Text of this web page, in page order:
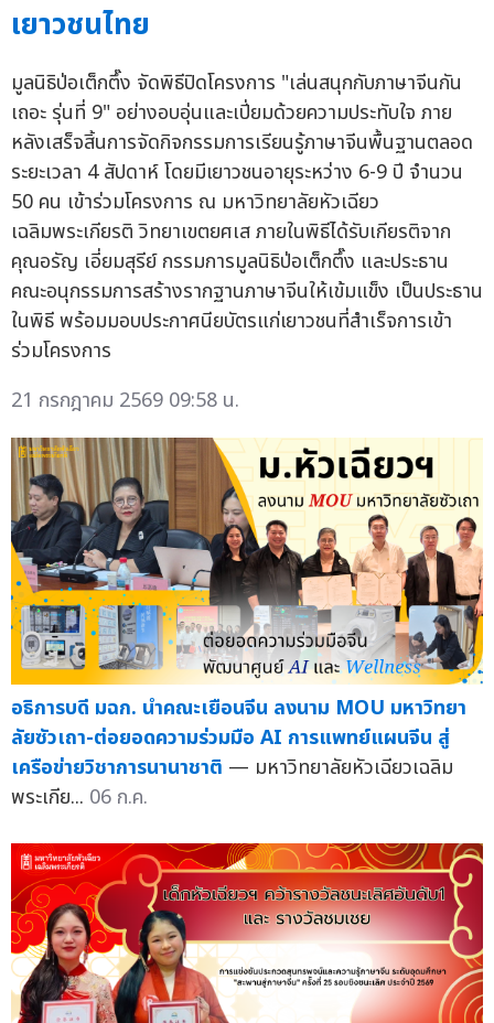
เยาวชนไทย
มูลนิธิป่อเต็กตึ๊ง จัดพิธีปิดโครงการ "เล่นสนุกกับภาษาจีนกัน
เถอะ รุ่นที่ 9" อย่างอบอุ่นและเปี่ยมด้วยความประทับใจ ภาย
หลังเสร็จสิ้นการจัดกิจกรรมการเรียนรู้ภาษาจีนพื้นฐานตลอด
ระยะเวลา 4 สัปดาห์ โดยมีเยาวชนอายุระหว่าง 6-9 ปี จำนวน
50 คน เข้าร่วมโครงการ ณ มหาวิทยาลัยหัวเฉียว
เฉลิมพระเกียรติ วิทยาเขตยศเส ภายในพิธีได้รับเกียรติจาก
คุณอรัญ เอี่ยมสุรีย์ กรรมการมูลนิธิป่อเต็กตึ๊ง และประธาน
คณะอนุกรรมการสร้างรากฐานภาษาจีนให้เข้มแข็ง เป็นประธาน
ในพิธี พร้อมมอบประกาศนียบัตรแก่เยาวชนที่สำเร็จการเข้า
ร่วมโครงการ
21 กรกฎาคม 2569 09:58 น.
อธิการบดี มฉก. นำคณะเยือนจีน ลงนาม MOU มหาวิทยา
ลัยซัวเถา-ต่อยอดความร่วมมือ AI การแพทย์แผนจีน สู่
เครือข่ายวิชาการนานาชาติ — มหาวิทยาลัยหัวเฉียวเฉลิม
พระเกีย... 06 ก.ค.